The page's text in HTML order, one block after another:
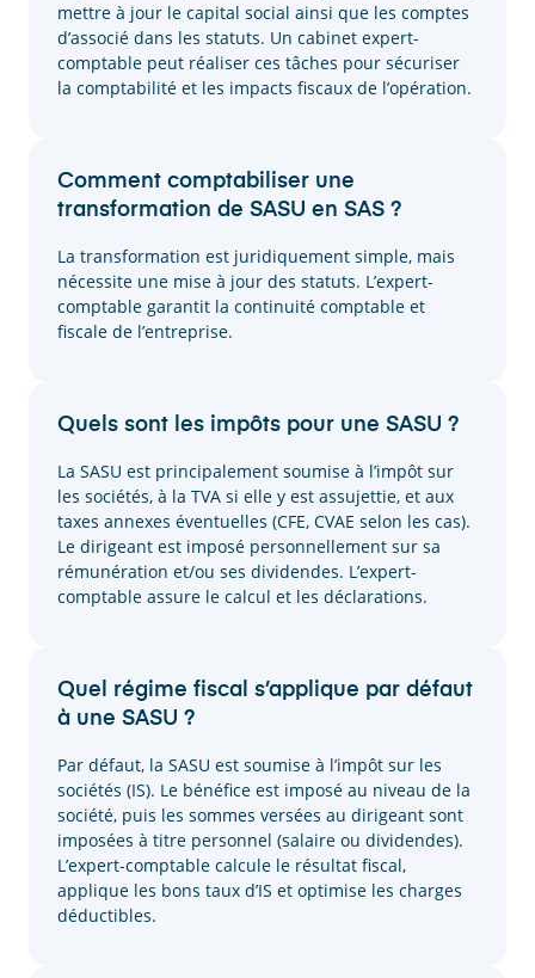
mettre à jour le capital social ainsi que les comptes
d’associé dans les statuts. Un cabinet expert-
comptable peut réaliser ces tâches pour sécuriser
la comptabilité et les impacts fiscaux de l’opération.
Comment comptabiliser une
transformation de SASU en SAS ?
La transformation est juridiquement simple, mais
nécessite une mise à jour des statuts. L’expert-
comptable garantit la continuité comptable et
fiscale de l’entreprise.
Quels sont les impôts pour une SASU ?
La SASU est principalement soumise à l’impôt sur
les sociétés, à la TVA si elle y est assujettie, et aux
taxes annexes éventuelles (CFE, CVAE selon les cas).
Le dirigeant est imposé personnellement sur sa
rémunération et/ou ses dividendes. L’expert-
comptable assure le calcul et les déclarations.
Quel régime fiscal s’applique par défaut
à une SASU ?
Par défaut, la SASU est soumise à l’impôt sur les
sociétés (IS). Le bénéfice est imposé au niveau de la
société, puis les sommes versées au dirigeant sont
imposées à titre personnel (salaire ou dividendes).
L’expert-comptable calcule le résultat fiscal,
applique les bons taux d’IS et optimise les charges
déductibles.